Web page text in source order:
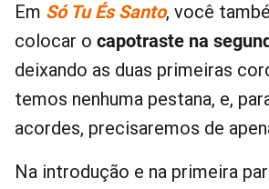
Em Só Tu És Santo, você
colocar o capotraste na
deixando as duas primeiras
temos nenhuma pestana, e,
acordes, precisaremos de
Na introdução e na primeira